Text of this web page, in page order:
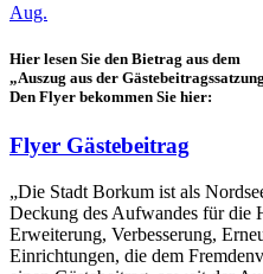
Aug.
Hier lesen Sie den Bietrag aus dem
„Auszug aus der
Den Flyer bekommen Sie hier:
Flyer Gästebeitrag
„Die Stadt Borkum ist als
Deckung des Aufwandes für die
Erweiterung, Verbesserung,
Einrichtungen, die dem